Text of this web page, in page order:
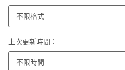
不限格式
上次更新時間：
不限時間